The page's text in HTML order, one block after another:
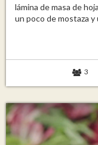
lámina de masa de
un poco de mostaza y
3